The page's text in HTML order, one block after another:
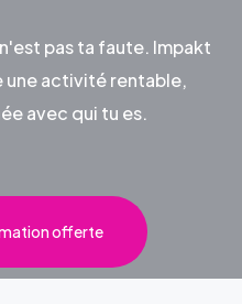
pas ta faute. Impakt
une activité rentable,
avec qui tu es.
offerte